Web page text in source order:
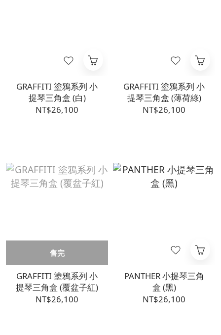
GRAFFITI 塗鴉系列 小
提琴三角盒 (白)
NT$26,100
GRAFFITI 塗鴉系列 小
提琴三角盒 (薄荷綠)
NT$26,100
售完
GRAFFITI 塗鴉系列 小
提琴三角盒 (覆盆子紅)
NT$26,100
PANTHER 小提琴三角
盒 (黑)
NT$26,100